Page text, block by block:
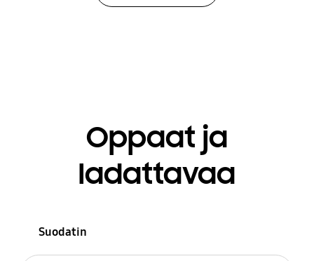
Oppaat ja
ladattavaa
Suodatin